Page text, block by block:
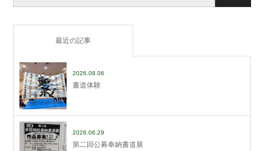
最近の記事
2026.08.06
書道体験
2026.06.29
第二回公募奉納書道展